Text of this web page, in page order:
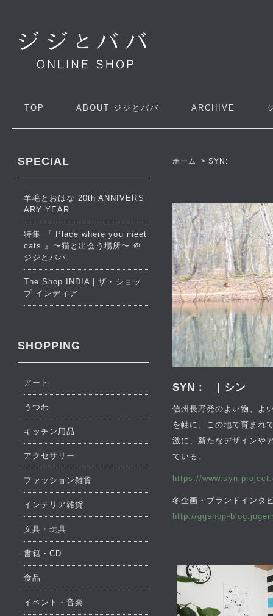
TOP ABOUT ジジとババ ARCHIVE
ホーム >SYN:
SYN： | シン
信州長野発のよい物、よ
を軸に、この地で育まれ
激に、新たなデザインや
ている。
https://www.syn-
冬企画・ブランドインタ
http://ggshop-
SPECIAL
羊毛とおはな 20th ANNIVERS
ARY YEAR
特集 『 Place where you meet
cats 』〜猫と出会う場所〜 ＠
ジジとババ
The Shop INDIA | ザ・ショッ
プ インディア
SHOPPING
アート
うつわ
キッチン用品
アクセサリー
ファッション雑貨
インテリア雑貨
文具・玩具
書籍・CD
食品
イベント・音楽